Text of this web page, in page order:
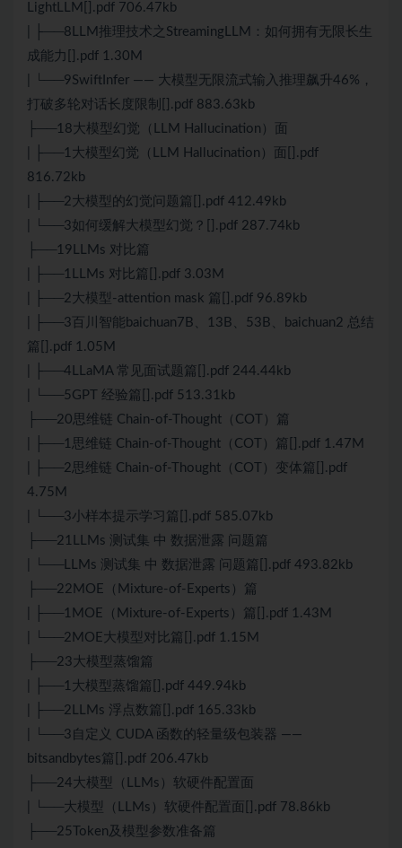
LightLLM[].pdf 706.47kb
| ├──8LLM推理技术之StreamingLLM：如何拥有无限长生
成能力[].pdf 1.30M
| └──9SwiftInfer —— 大模型无限流式输入推理飙升46%，
打破多轮对话长度限制[].pdf 883.63kb
├──18大模型幻觉（LLM Hallucination）面
| ├──1大模型幻觉（LLM Hallucination）面[].pdf
816.72kb
| ├──2大模型的幻觉问题篇[].pdf 412.49kb
| └──3如何缓解大模型幻觉？[].pdf 287.74kb
├──19LLMs 对比篇
| ├──1LLMs 对比篇[].pdf 3.03M
| ├──2大模型-attention mask 篇[].pdf 96.89kb
| ├──3百川智能baichuan7B、13B、53B、baichuan2 总结
篇[].pdf 1.05M
| ├──4LLaMA 常见面试题篇[].pdf 244.44kb
| └──5GPT 经验篇[].pdf 513.31kb
├──20思维链 Chain-of-Thought（COT）篇
| ├──1思维链 Chain-of-Thought（COT）篇[].pdf 1.47M
| ├──2思维链 Chain-of-Thought（COT）变体篇[].pdf
4.75M
| └──3小样本提示学习篇[].pdf 585.07kb
├──21LLMs 测试集 中 数据泄露 问题篇
| └──LLMs 测试集 中 数据泄露 问题篇[].pdf 493.82kb
├──22MOE（Mixture-of-Experts）篇
| ├──1MOE（Mixture-of-Experts）篇[].pdf 1.43M
| └──2MOE大模型对比篇[].pdf 1.15M
├──23大模型蒸馏篇
| ├──1大模型蒸馏篇[].pdf 449.94kb
| ├──2LLMs 浮点数篇[].pdf 165.33kb
| └──3自定义 CUDA 函数的轻量级包装器 ——
bitsandbytes篇[].pdf 206.47kb
├──24大模型（LLMs）软硬件配置面
| └──大模型（LLMs）软硬件配置面[].pdf 78.86kb
├──25Token及模型参数准备篇